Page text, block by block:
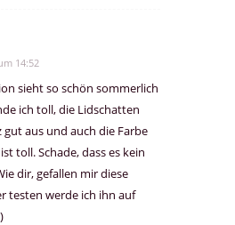
14:52
sieht so schön sommerlich
ich toll, die Lidschatten
gut aus und auch die Farbe
toll. Schade, dass es kein
dir, gefallen mir diese
testen werde ich ihn auf